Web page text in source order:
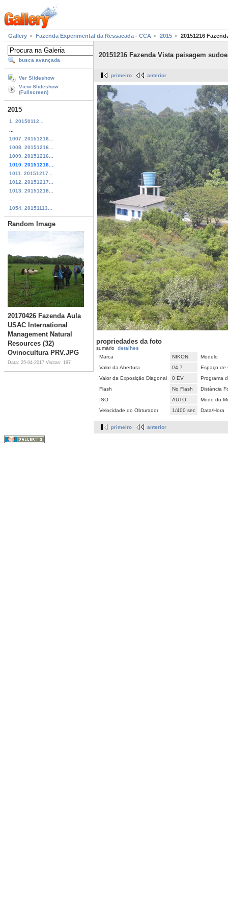
Gallery Fazenda Experimental da Ressacada - CCA 2015 20151216
busca avançada
Ver Slideshow
View Slideshow
(Fullscreen)
2015
1. 20150112...
1007. 20151216...
1008. 20151216...
1009. 20151216...
1010. 20151216...
1011. 20151217...
1012. 20151217...
1013. 20151218...
1054. 20151113...
Random Image
20170426 Fazenda Aula
USAC International
Management Natural
Resources (32)
Ovinocultura PRV.JPG
Data: 25-04-2017 Visitas: 197
20151216 Fazenda Vista paisagem
primeiro anterior
propriedades da foto
sumário detalhes
Marca
NIKON
Modelo
Valor da Abertura
f/4,7
Espaço de
Valor da Exposição Diagonal
0 EV
Programa
Flash
No Flash
Distância
ISO
AUTO
Modo do
Velocidade do Obturador
1/400 sec Data/Hora
primeiro anterior